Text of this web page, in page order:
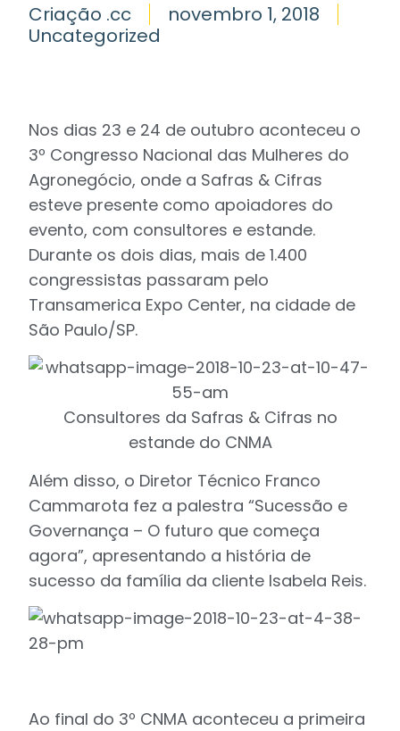
Criação .cc
novembro 1, 2018
Uncategorized
Nos dias 23 e 24 de outubro aconteceu o
3º Congresso Nacional das Mulheres do
Agronegócio, onde a Safras & Cifras
esteve presente como apoiadores do
evento, com consultores e estande.
Durante os dois dias, mais de 1.400
congressistas passaram pelo
Transamerica Expo Center, na cidade de
São Paulo/SP.
Consultores da Safras & Cifras no
estande do CNMA
Além disso, o Diretor Técnico Franco
Cammarota fez a palestra “Sucessão e
Governança – O futuro que começa
agora”, apresentando a história de
sucesso da família da cliente Isabela Reis.
Ao final do 3º CNMA aconteceu a primeira